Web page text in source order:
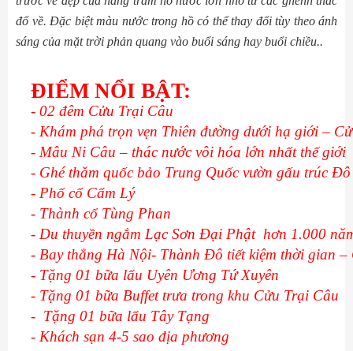
đổ về. Đặc biệt màu nước trong hồ có thể thay đổi tùy theo ánh
sáng của mặt trời phản quang vào buổi sáng hay buổi chiều..
ĐIỂM NỔI BẬT:
- 02 đêm Cửu Trại Câu
- Khám phá trọn vẹn Thiên đường dưới hạ giới –
- Mâu Ni Câu – thác nước vôi hóa lớn nhất thế giới
- Ghé thăm quốc bảo Trung Quốc vườn gấu trúc
- Phố cổ Cẩm Lý
- Thành cổ Tùng Phan
- Du thuyền ngắm Lạc Sơn Đại Phật  hơn 1.000
- Bay thẳng Hà Nội- Thành Đô tiết kiệm thời gian –
- Tặng 01 bữa lẩu Uyên Ương Tứ Xuyên
- Tặng 01 bữa Buffet trưa trong khu Cửu Trại Câu
-  Tặng 01 bữa lẩu Tây Tạng
- Khách sạn 4-5 sao địa phương